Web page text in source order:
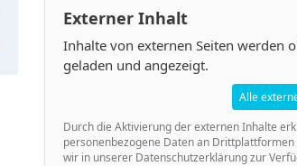
Externer Inhalt
Inhalte von externen Seiten werden
geladen und angezeigt.
Alle
Durch die Aktivierung der externen Inhalte
personenbezogene Daten an
wir in unserer Datenschutzerklärung zur